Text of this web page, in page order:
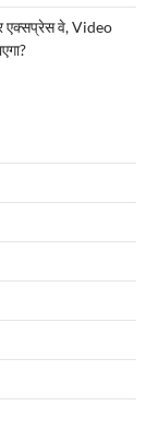
एक्सप्रेस वे, Video